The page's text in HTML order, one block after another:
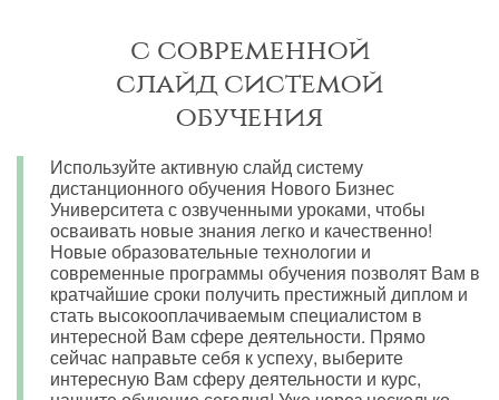
с современной
слайд системой
обучения
Используйте активную слайд систему
дистанционного обучения Нового Бизнес
Университета с озвученными уроками, чтобы
осваивать новые знания легко и качественно!
Новые образовательные технологии и
современные программы обучения позволят Вам в
кратчайшие сроки получить престижный диплом и
стать высокооплачиваемым специалистом в
интересной Вам сфере деятельности. Прямо
сейчас направьте себя к успеху, выберите
интересную Вам сферу деятельности и курс,